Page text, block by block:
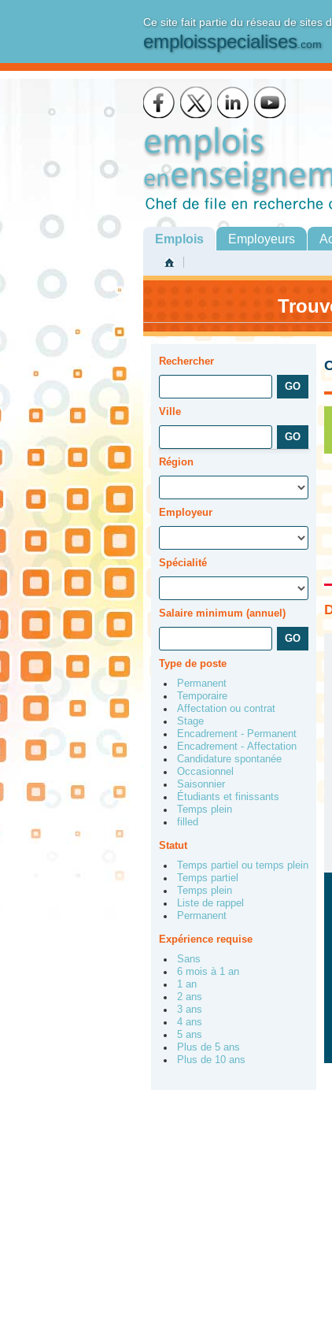
Ce site fait partie du réseau de sites
emploisspecialises.com
Emplois Employeurs
Rechercher
Ville
Région
Employeur
Spécialité
Salaire minimum (annuel)
Type de poste
Permanent
Temporaire
Affectation ou contrat
Stage
Encadrement - Permanent
Encadrement - Affectation
Candidature spontanée
Occasionnel
Saisonnier
Étudiants et finissants
Temps plein
filled
Statut
Temps partiel ou temps plein
Temps partiel
Temps plein
Liste de rappel
Permanent
Expérience requise
Sans
6 mois à 1 an
1 an
2 ans
3 ans
4 ans
5 ans
Plus de 5 ans
Plus de 10 ans